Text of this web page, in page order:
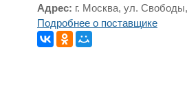
Адрес: г. Москва, ул.
Подробнее о поставщике